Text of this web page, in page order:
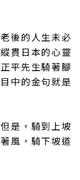
後的人生未必
貫日本的心靈
平先生騎著腳
中的金句就是
是，騎到上坡
風，騎下坡道